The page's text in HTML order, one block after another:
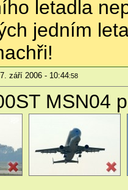
letadla
jedním
září 2006 - 10:44:58
MSN04